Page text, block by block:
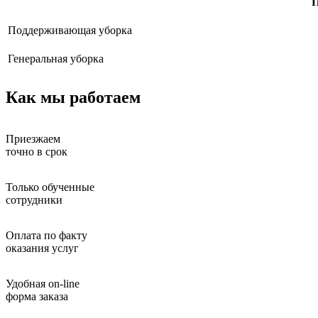
Поддерживающая уборка
Генеральная уборка
Как мы работаем
Приезжаем
точно в срок
Только обученные
сотрудники
Оплата по факту
оказания услуг
Удобная on-line
форма заказа